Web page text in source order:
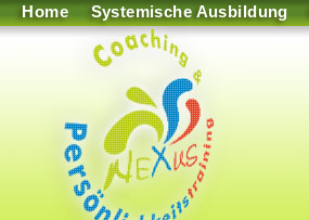
Home Systemische Ausbildung